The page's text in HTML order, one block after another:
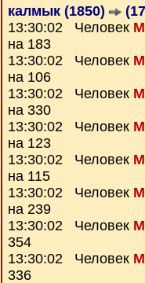
калмык (1850)
13:30:02 Человек
на 183
13:30:02 Человек
на 106
13:30:02 Человек
на 330
13:30:02 Человек
на 123
13:30:02 Человек
на 115
13:30:02 Человек
на 239
13:30:02 Человек
354
13:30:02 Человек
336